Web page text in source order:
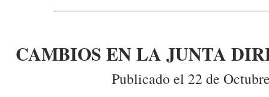
CAMBIOS EN LA JUNTA
Publicado el 22 de